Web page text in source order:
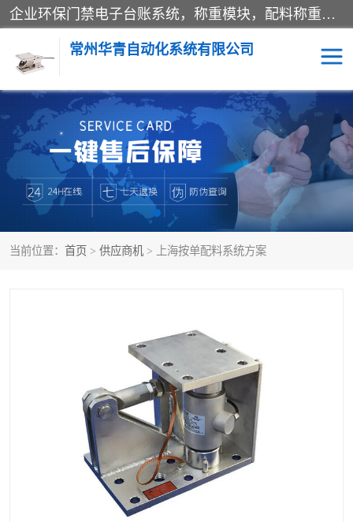
企业环保门禁电子台账系统，称重模块，配料称重系统,称重模块厂家,地磅称重系统,检重秤厂家 常州华青自动化主营：称重模块、无人值守称重系统、配料称重系统、地磅称重系统、检重秤、托利多称重模块等产品。各种称重软件，移动源环保门禁电子台账系统软件。 常州华青自动化系统有限公司7*24的电话支持服务、项目现场开发服务、新功能定制研发服务，产品培训、远程维护，现场安装调试工程等。
常州华青自动化系统有限公司
当前位置： 首页 > 供应商机 > 上海按单配料系统方案
称重模块 称重仪表
手工配料系统 屠宰管理软件
自动化配料系统 称重贴标机
屠宰轨道秤 检重秤